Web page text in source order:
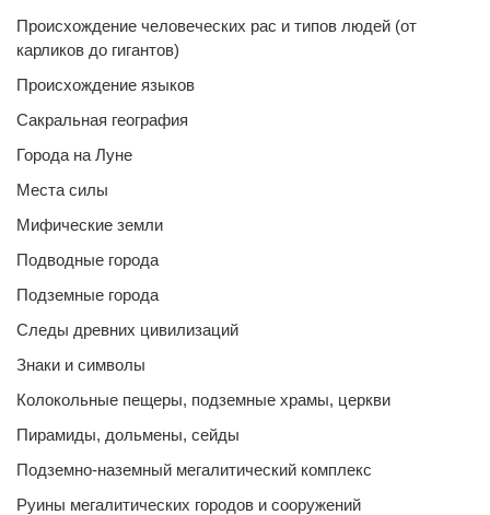
Происхождение человеческих рас и типов людей (от
карликов до гигантов)
Происхождение языков
Сакральная география
Города на Луне
Места силы
Мифические земли
Подводные города
Подземные города
Следы древних цивилизаций
Знаки и символы
Колокольные пещеры, подземные храмы, церкви
Пирамиды, дольмены, сейды
Подземно-наземный мегалитический комплекс
Руины мегалитических городов и сооружений